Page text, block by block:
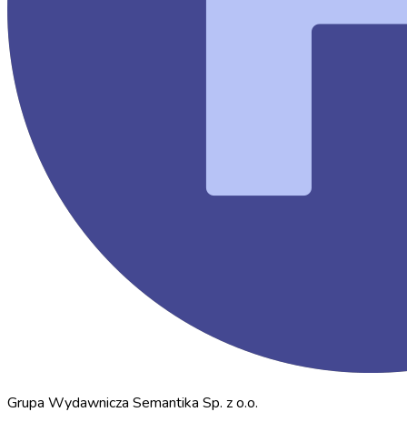
Grupa Wydawnicza Semantika Sp. z o.o.